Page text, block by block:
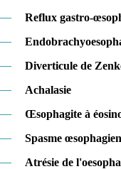
—
Reflux gastro-
—
—
Diverticule de
—
Achalasie
—
Œsophagite à
—
Spasme œsophagien
—
Atrésie de